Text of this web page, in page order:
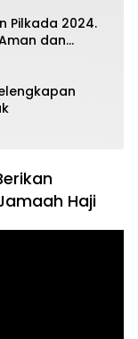
Pilkada 2024.
dan
Haji